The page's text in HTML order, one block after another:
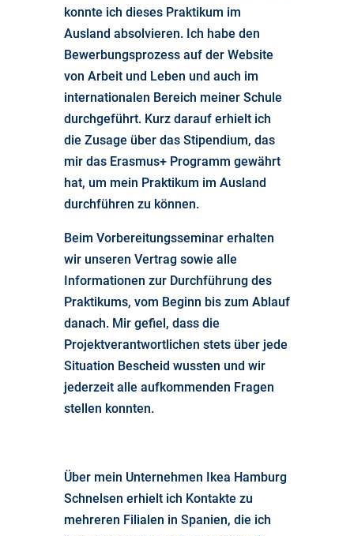
konnte ich dieses Praktikum im
Ausland absolvieren. Ich habe den
Bewerbungsprozess auf der Website
von Arbeit und Leben und auch im
internationalen Bereich meiner Schule
durchgeführt. Kurz darauf erhielt ich
die Zusage über das Stipendium, das
mir das Erasmus+ Programm gewährt
hat, um mein Praktikum im Ausland
durchführen zu können.
Beim Vorbereitungsseminar erhalten
wir unseren Vertrag sowie alle
Informationen zur Durchführung des
Praktikums, vom Beginn bis zum Ablauf
danach. Mir gefiel, dass die
Projektverantwortlichen stets über jede
Situation Bescheid wussten und wir
jederzeit alle aufkommenden Fragen
stellen konnten.
Über mein Unternehmen Ikea Hamburg
Schnelsen erhielt ich Kontakte zu
mehreren Filialen in Spanien, die ich